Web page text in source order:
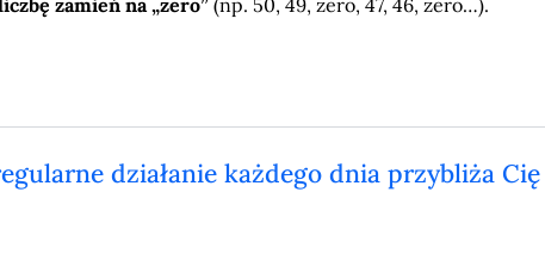
zamień na „zero” (np. 50, 49, zero, 47, 46, zero…).
działanie każdego dnia przybliża